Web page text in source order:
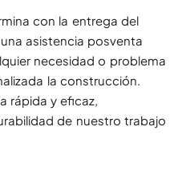
con la entrega del
asistencia posventa
necesidad o problema
la construcción.
rápida y eficaz,
de nuestro trabajo